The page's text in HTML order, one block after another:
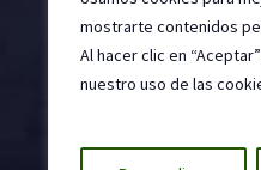
mostrarte contenidos
Al hacer clic en
nuestro uso de las
2022 ©